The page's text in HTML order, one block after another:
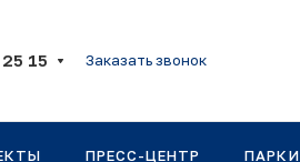
15 Заказать звонок
ПРЕСС-ЦЕНТР ПАРКИ